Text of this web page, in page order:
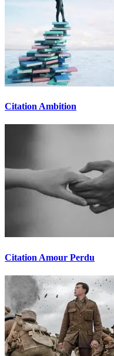
Citation Ambition
Citation Amour Perdu